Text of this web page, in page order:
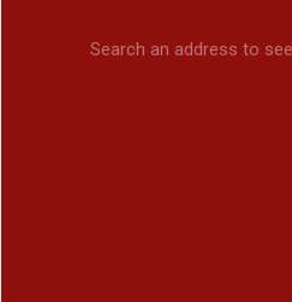
Search an address to